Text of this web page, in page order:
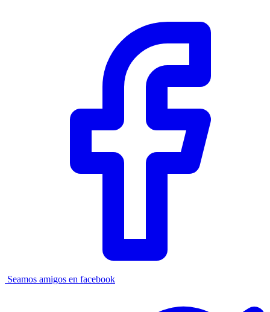
Seamos amigos en facebook